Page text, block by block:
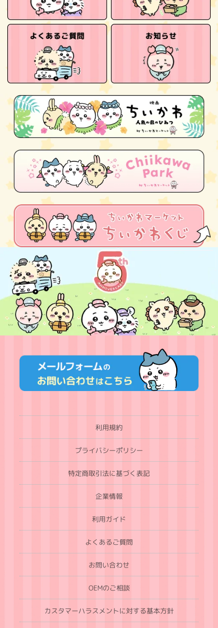
利用規約
プライバシーポリシー
特定商取引法に基づく表記
企業情報
利用ガイド
よくあるご質問
お問い合わせ
OEMのご相談
カスタマーハラスメントに対する基本方針